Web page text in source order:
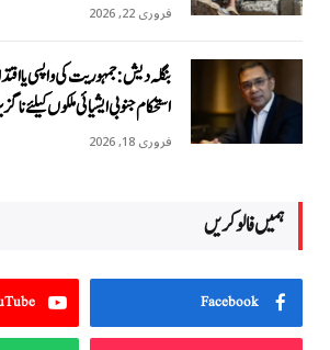
فروری 22, 2026
بنگلہ دیش: جمہوریت کی واپسی یا
استحکام جنوبی ایشیائی ملکوں کیلئے
فروری 18, 2026
ہمیں فالو کریں
Facebook